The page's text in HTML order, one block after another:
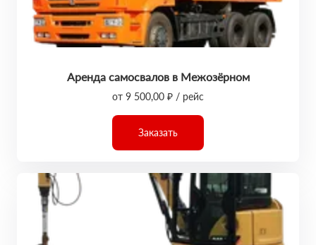
Аренда самосвалов в Межозёрном
от 9 500,00 ₽ / рейс
Заказать